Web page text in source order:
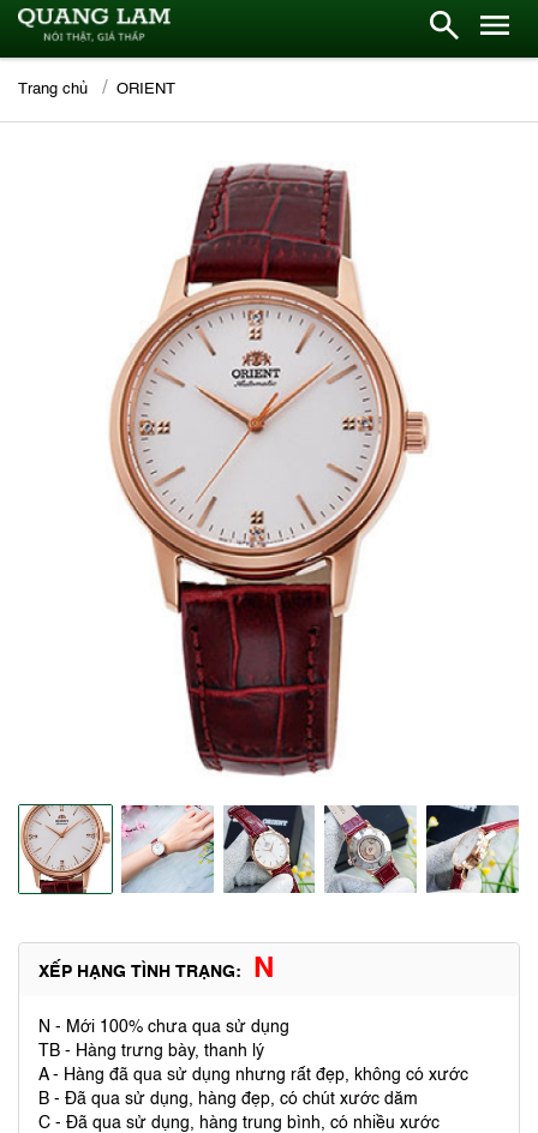
Trang chủ ORIENT
XẾP HẠNG TÌNH TRẠNG: N
N - Mới 100% chưa qua sử dụng
TB - Hàng trưng bày, thanh lý
A - Hàng đã qua sử dụng nhưng rất đẹp, không có xước
B - Đã qua sử dụng, hàng đẹp, có chút xước dăm
C - Đã qua sử dụng, hàng trung bình, có nhiều xước